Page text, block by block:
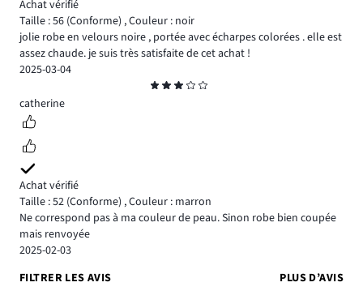
Achat vérifié
Taille : 56 (Conforme) ,Couleur : noir
jolie robe en velours noire , portée avec écharpes colorées . elle est
assez chaude. je suis très satisfaite de cet achat !
2025-03-04
3
catherine
Achat vérifié
Taille : 52 (Conforme) ,Couleur : marron
Ne correspond pas à ma couleur de peau. Sinon robe bien coupée
mais renvoyée
2025-02-03
FILTRER LES AVIS
PLUS D’AVIS